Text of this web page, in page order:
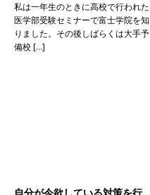
私は一年生のときに高校で行われた
医学部受験セミナーで富士学院を知
りました。その後しばらくは大手予
備校 […]